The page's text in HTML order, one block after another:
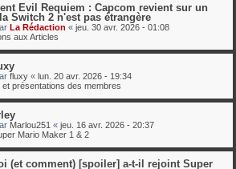
Evil Requiem : Capcom revient sur un
Switch 2 n'est pas étrangère
La Rédaction « jeu. 30 avr. 2026 - 01:08
aux Articles
fluxy « lun. 20 avr. 2026 - 19:34
et présentations des membres
Marlou251 « jeu. 16 avr. 2026 - 20:37
Mario Maker 1 & 2
(et comment) [spoiler] a-t-il rejoint Super